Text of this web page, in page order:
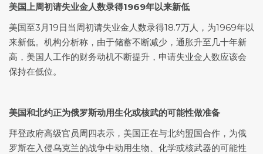
美国上周初请失业金人数录得1969年以来新低
美国至3月19日当周初请失业金人数录得18.7万人，为1969年以
来新低。机构分析称，由于储蓄不断减少，通胀升至几十年新
高，美国人工作的财务动机不断提升，申请失业金人数应该会
保持在低位。
美国和北约正为俄罗斯动用生化或核武的可能性做准备
拜登政府高级官员周四表示，美国正在与北约盟国合作，为俄
罗斯在入侵乌克兰的战争中动用生物、化学或核武器的可能性